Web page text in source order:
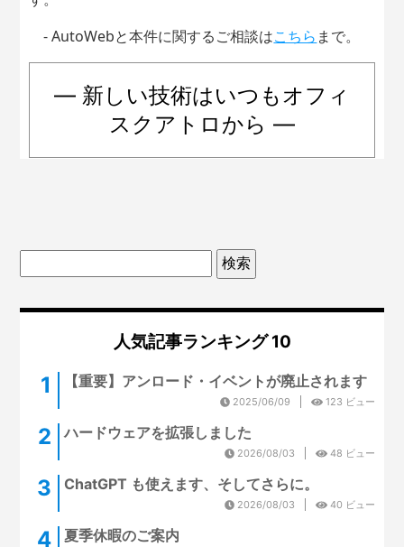
- AutoWebと本件に関するご相談はこちら まで。
― 新しい技術はいつもオフィ
スクアトロから ―
人気記事ランキング 10
【重要】アンロード・イベントが廃止されます
2025/06/09 123 ビュー
ハードウェアを拡張しました
2026/08/03 48 ビュー
ChatGPT も使えます、そしてさらに。
2026/08/03 40 ビュー
夏季休暇のご案内